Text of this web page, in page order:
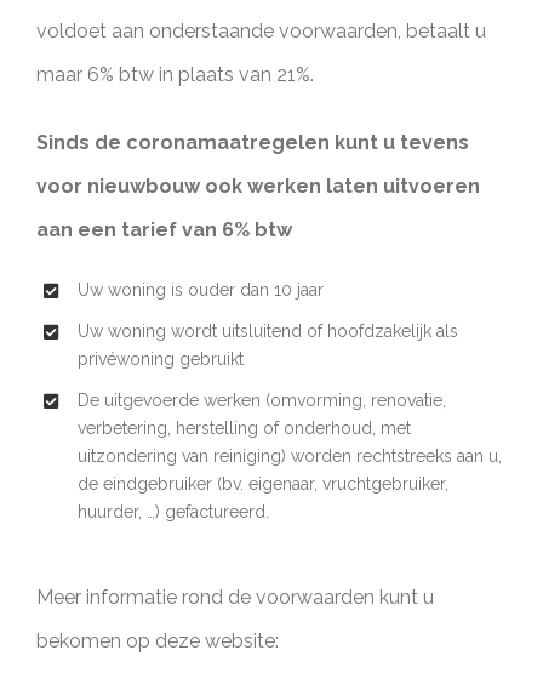
voldoet aan onderstaande voorwaarden, betaalt u
maar 6% btw in plaats van 21%.
Sinds de coronamaatregelen kunt u tevens
voor nieuwbouw ook werken laten uitvoeren
aan een tarief van 6% btw
Uw woning is ouder dan 10 jaar
Uw woning wordt uitsluitend of hoofdzakelijk als
privéwoning gebruikt
De uitgevoerde werken (omvorming, renovatie,
verbetering, herstelling of onderhoud, met
uitzondering van reiniging) worden rechtstreeks aan u,
de eindgebruiker (bv. eigenaar, vruchtgebruiker,
huurder, …) gefactureerd.
Meer informatie rond de voorwaarden kunt u
bekomen op deze website: